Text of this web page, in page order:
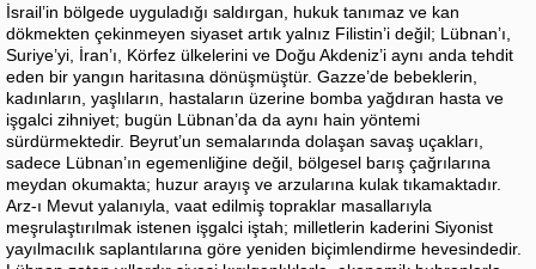
İsrail’in bölgede uyguladığı saldırgan, hukuk tanımaz ve kan
dökmekten çekinmeyen siyaset artık yalnız Filistin’i değil; Lübnan’ı,
Suriye’yi, İran’ı, Körfez ülkelerini ve Doğu Akdeniz’i aynı anda tehdit
eden bir yangın haritasına dönüşmüştür. Gazze’de bebeklerin,
kadınların, yaşlıların, hastaların üzerine bomba yağdıran hasta ve
işgalci zihniyet; bugün Lübnan’da da aynı hain yöntemi
sürdürmektedir. Beyrut’un semalarında dolaşan savaş uçakları,
sadece Lübnan’ın egemenliğine değil, bölgesel barış çağrılarına
meydan okumakta; huzur arayış ve arzularına kulak tıkamaktadır.
Arz-ı Mevut yalanıyla, vaat edilmiş topraklar masallarıyla
meşrulaştırılmak istenen işgalci iştah; milletlerin kaderini Siyonist
yayılmacılık saplantılarına göre yeniden biçimlendirme hevesindedir.